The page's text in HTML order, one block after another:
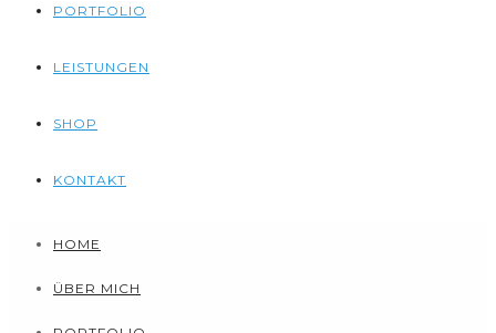
PORTFOLIO
LEISTUNGEN
SHOP
KONTAKT
HOME
ÜBER MICH